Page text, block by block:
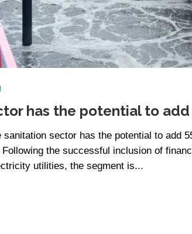
has the potential to add
sanitation sector has the potential to add
the successful inclusion of
utilities, the segment is...